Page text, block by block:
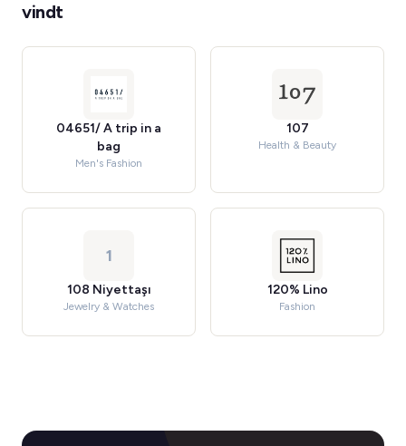
vindt
04651/ A trip in a
bag
Men's Fashion
107
Health & Beauty
1
108 Niyettaşı
Jewelry & Watches
120% Lino
Fashion